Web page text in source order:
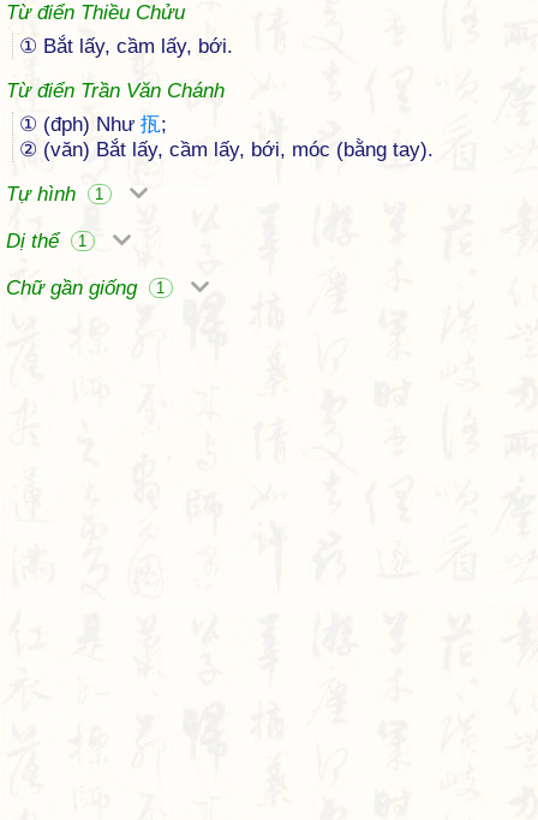
Từ điển Thiều Chửu
① Bắt lấy, cầm lấy, bới.
Từ điển Trần Văn Chánh
① (đph) Như 㧚;
② (văn) Bắt lấy, cầm lấy, bới, móc (bằng tay).
Tự hình
1
Dị thể 1
Chữ gần giống 1